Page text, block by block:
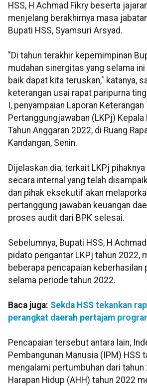
HSS, H Achmad Fikry beserta
menjelang berakhirnya masa
Bupati HSS, Syamsuri Arsyad.
"Di tahun terakhir kepemimpinan
mudahan sinergitas yang selama
baik dapat kita teruskan," katanya,
keterangan usai rapat paripurna
I, penyampaian Laporan Keterangan
Pertanggungjawaban (LKPj) Kepala
Tahun Anggaran 2022, di Ruang
Kandangan, Senin.
Dijelaskan dia, terkait LKPj
secara internal yang telah
dan pihak eksekutif akan
pertanggung jawaban keuangan
proses audit dari BPK selesai.
Sebelumnya, Bupati HSS, H
pidato pengantar LKPj tahun 2022,
beberapa pencapaian keberhasilan
selama periode tahun 2022.
Baca juga: Sekda HSS tekankan
perangkat daerah pertajam
Pencapaian tersebut antara lain,
Pembangunan Manusia (IPM) HSS
mengalami pertumbuhan dari tahun
Harapan Hidup (AHH) tahun 2022